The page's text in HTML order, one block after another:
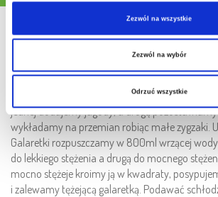
Zezwól na wszystkie
Zezwól na wybór
Odrzuć wszystkie
Sposób przygotowania
gazowanej biszkoptami.. Do wysokiego
dodajemy sernik na zimno-miksujemy. Masę
jednej dodajemy jagody, a drugą
wykładamy na przemian robiąc małe zygzaki.
Galaretki rozpuszczamy w 800ml wrzącej
do lekkiego stężenia a drugą do mocnego
mocno stężeje kroimy ją w kwadraty,
i zalewamy tężejącą galaretką. Podawać